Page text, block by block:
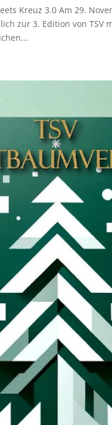
Kreuz 3.0 Am 29.
zur 3. Edition von TSV